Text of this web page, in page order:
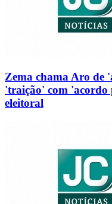
Zema chama Aro de
'traição' com 'acordo
eleitoral